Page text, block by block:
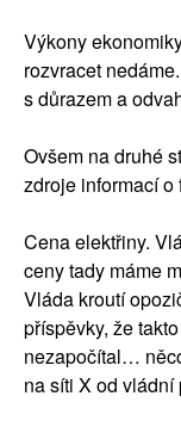
Výkony
rozvracet
s důrazem a
Ovšem na druhé
zdroje informací o
Cena elektřiny.
ceny tady máme
Vláda kroutí
příspěvky, že
nezapočítal…
na síti X od